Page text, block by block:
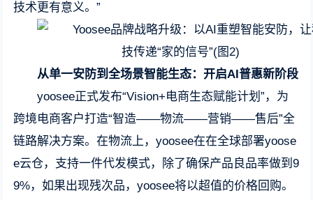
技术更有意义。”
从单一安防到全场景智能生态：开启AI普惠新阶段
yoosee正式发布“Vision+电商生态赋能计划”，为
跨境电商客户打造“智造——物流——营销——售后”全
链路解决方案。在物流上，yoosee在在全球部署yoose
e云仓，支持一件代发模式，除了确保产品良品率做到9
9%，如果出现残次品，yoosee将以超值的价格回购。